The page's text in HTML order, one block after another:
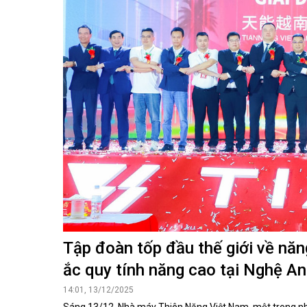
Kiến nghị của cử tri với Đoàn ĐBQH tỉnh
Kiến nghị của cử tri với HĐND tỉnh
Thông báo chuyển đơn
Văn bản tổng hợp trả lời KNCT
Chủ trương, chính sách mới
Góp ý
NGHIÊN CỨU - TRAO ĐỔI
Nghiên cứu - trao đổi
Kiến giải Nghệ An
NON
Miền di
Non
Thương
Du lịch
giải
Ảnh đẹp
CUỘC SỐNG THƯỜNG NGÀY
Cuộc sống thường ngày
QUẢNG
Quảng
Tập đoàn tốp đầu thế giới về
ắc quy tính năng cao tại Nghệ An
14:01, 13/12/2025